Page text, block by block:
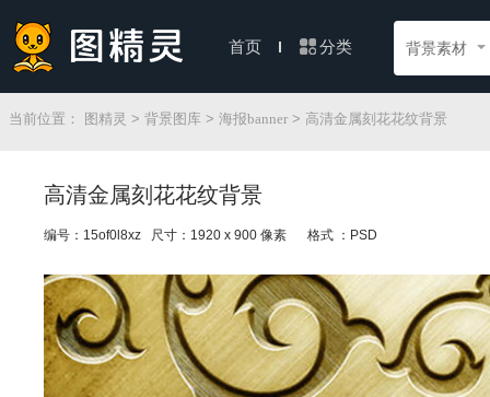
首页 分类 背景素材
当前位置： 图精灵 > 背景图库 > 海报banner > 高清金属刻花花纹背景
高清金属刻花花纹背景
编号：15of0l8xz 尺寸：1920 x 900 像素 格式 ：PSD